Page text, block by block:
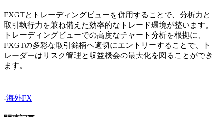
FXGTとトレーディングビューを併用することで、分析力と
取引執行力を兼ね備えた効率的なトレード環境が整います。
トレーディングビューでの高度なチャート分析を根拠に、
FXGTの多彩な取引銘柄へ適切にエントリーすることで、ト
レーダーはリスク管理と収益機会の最大化を図ることができ
ます。
-海外FX